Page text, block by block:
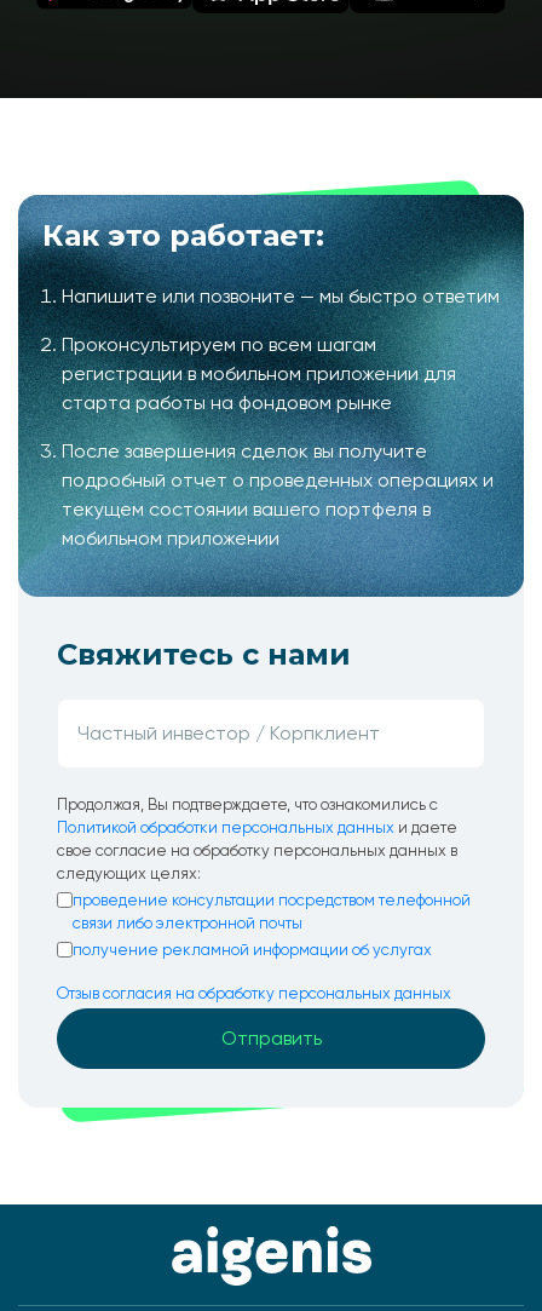
Как это работает:
Напишите или позвоните — мы быстро ответим
Проконсультируем по всем шагам
регистрации в мобильном приложении для
старта работы на фондовом рынке
После завершения сделок вы получите
подробный отчет о проведенных операциях и
текущем состоянии вашего портфеля в
мобильном приложении
Свяжитесь с нами
Продолжая, Вы подтверждаете, что ознакомились с
Политикой обработки персональных данных и даете
свое согласие на обработку персональных данных в
следующих целях:
проведение консультации посредством телефонной
связи либо электронной почты
получение рекламной информации об услугах
Отзыв согласия на обработку персональных данных